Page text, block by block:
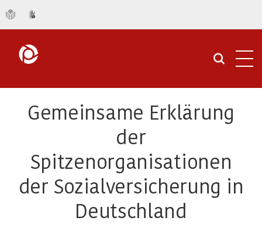
Gemeinsame Erklärung
der
Spitzenorganisationen
der Sozialversicherung in
Deutschland